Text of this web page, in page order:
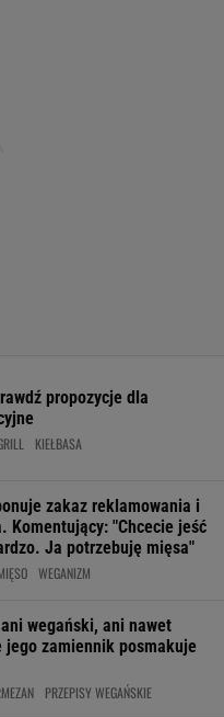
propozycje dla
KIEŁBASA
zakaz reklamowania i
Komentujący: "Chcecie jeść
Ja potrzebuję mięsa"
WEGANIZM
wegański, ani nawet
zamiennik posmakuje
PRZEPISY WEGAŃSKIE